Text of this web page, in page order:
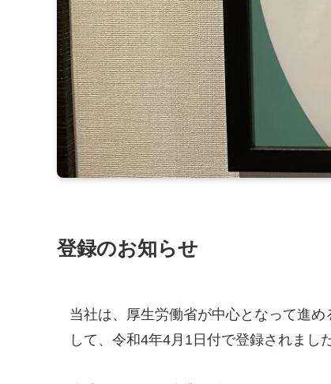
登録のお知らせ
当社は、厚生労働省が中心となって進
して、令和4年4月1日付で登録されました